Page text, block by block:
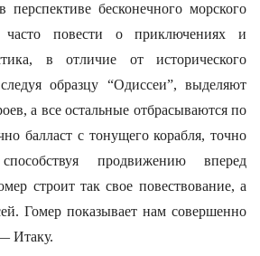
бесконечного морского
часто повести о приключениях и
в отличие от исторического
образцу “Одиссеи”, выделяют
а все остальные отбрасываются по
балласт с тонущего корабля, точно
продвижению вперед
строит так свое повествование, а
Гомер показывает нам совершенно
Итаку.